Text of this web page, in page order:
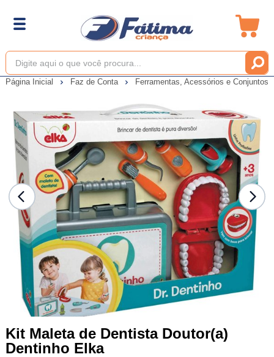
Página Inicial Faz de Conta Ferramentas, Acessórios e Conjuntos
Kit Maleta de Dentista Doutor(a)
Dentinho Elka